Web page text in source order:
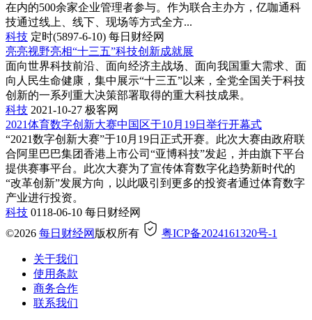
在内的500余家企业管理者参与。作为联合主办方，亿咖通科
技通过线上、线下、现场等方式全方...
科技 定时(5897-6-10) 每日财经网
亮亮视野亮相“十三五”科技创新成就展
面向世界科技前沿、面向经济主战场、面向我国重大需求、面
向人民生命健康，集中展示“十三五”以来，全党全国关于科技
创新的一系列重大决策部署取得的重大科技成果。
科技 2021-10-27 极客网
2021体育数字创新大赛中国区于10月19日举行开幕式
“2021数字创新大赛”于10月19日正式开赛。此次大赛由政府联
合阿里巴巴集团香港上市公司“亚博科技”发起，并由旗下平台
提供赛事平台。此次大赛为了宣传体育数字化趋势新时代的
“改革创新”发展方向，以此吸引到更多的投资者通过体育数字
产业进行投资。
科技 0118-06-10 每日财经网
©2026 每日财经网 版权所有 粤ICP备2024161320号-1
关于我们
使用条款
商务合作
联系我们